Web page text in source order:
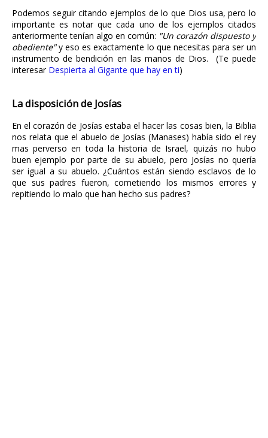
Podemos seguir citando ejemplos de lo que Dios usa, pero lo
importante es notar que cada uno de los ejemplos citados
anteriormente tenían algo en común: "Un corazón dispuesto y
obediente"y eso es exactamente lo que necesitas para ser un
instrumento de bendición en las manos de Dios. (Te puede
interesarDespierta al Gigante que hay en ti)
La disposición de Josías
En el corazón de Josías estaba el hacer las cosas bien, la Biblia
nos relata que el abuelo de Josías (Manases) había sido el rey
mas perverso en toda la historia de Israel, quizás no hubo
buen ejemplo por parte de su abuelo, pero Josías no quería
ser igual a su abuelo. ¿Cuántos están siendo esclavos de lo
que sus padres fueron, cometiendo los mismos errores y
repitiendo lo malo que han hecho sus padres?